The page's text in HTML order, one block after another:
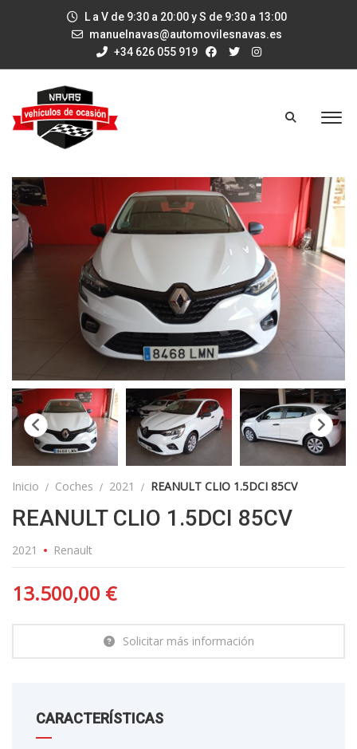
L a V de 9:30 a 20:00 y S de 9:30 a 13:00
manuelnavas@automovilesnavas.es
+34 626 055 919
Inicio Coches 2021 REANULT CLIO 1.5DCI 85CV
REANULT CLIO 1.5DCI 85CV
2021 Renault
13.500,00 €
Solicitar más información
CARACTERÍSTICAS